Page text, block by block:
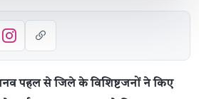
पहल से जिले के विशिष्टजनों ने किए